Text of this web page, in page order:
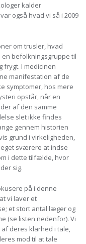
kalder
også hvad vi så i 2009
om trusler, hvad
befolkningsgruppe til
frygt. I medicinen
manifestation af de
symptomer, hos mere
opstår, når en
af den samme
slet ikke findes
gennem historien
grund i virkeligheden,
sværere at indse
i dette tilfælde, hvor
sig.
på i denne
vi laver et
et stort antal læger og
(se listen nedenfor). Vi
deres klarhed i tale,
mod til at tale